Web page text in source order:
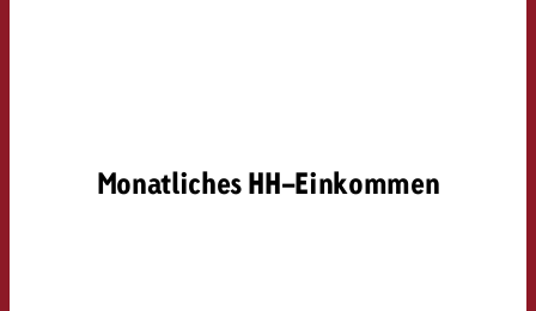
Monatliches HH-Einkommen